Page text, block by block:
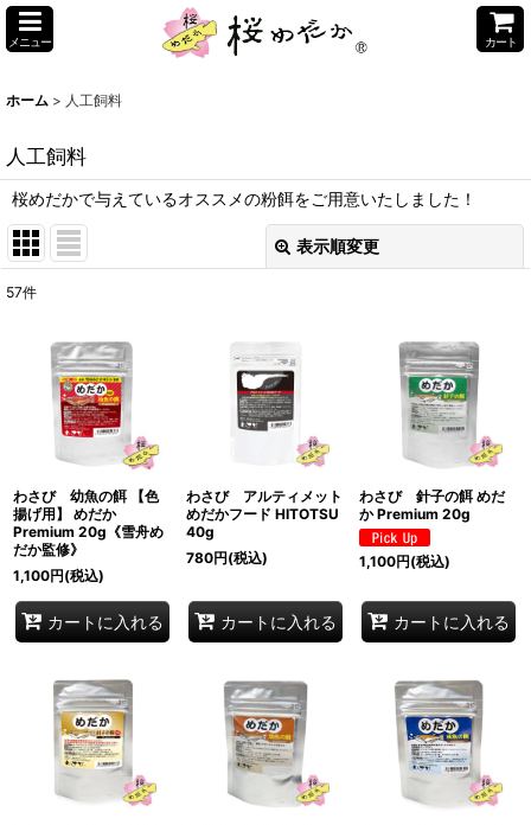
メニュー カート
ホーム > 人工飼料
人工飼料
桜めだかで与えているオススメの粉餌をご用意いたしました！
表示順変更
表示数:
絞り込む
57件
わさび 幼魚の餌 【色
揚げ用】 めだか
Premium 20g《雪舟め
だか監修》
1,100円(税込)
カートに入れる
わさび アルティメット
めだかフード HITOTSU
40g
780円(税込)
カートに入れる
わさび 針子の餌 めだ
か Premium 20g
1,100円(税込)
カートに入れる